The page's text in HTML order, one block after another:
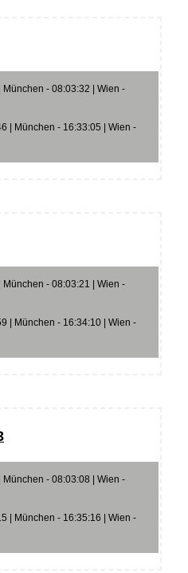
- 08:03:32 | Wien -
| München - 16:33:05 | Wien -
- 08:03:21 | Wien -
| München - 16:34:10 | Wien -
- 08:03:08 | Wien -
| München - 16:35:16 | Wien -